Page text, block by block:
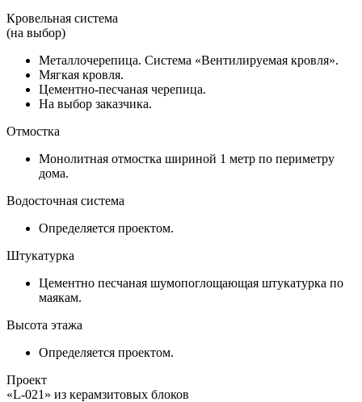
Кровельная система
(на выбор)
Металлочерепица. Система «Вентилируемая кровля».
Мягкая кровля.
Цементно-песчаная черепица.
На выбор заказчика.
Отмостка
Монолитная отмостка шириной 1 метр по периметру
дома.
Водосточная система
Определяется проектом.
Штукатурка
Цементно песчаная шумопоглощающая штукатурка по
маякам.
Высота этажа
Определяется проектом.
Проект
«L-021» из керамзитовых блоков